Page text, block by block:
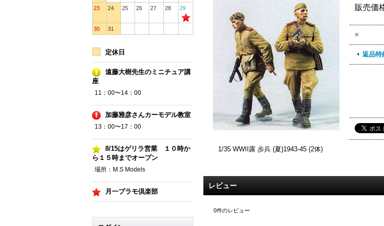
23
24 25 26 27 28 29
30 31
定休日
遠藤大樹先生のミニチュア講
座
11：00〜14：00
加藤雅彦さんカーモデル教室
13：00〜17：00
8/15はゲリラ営業 １０時か
ら１５時までオープン
場所：M.S Models
月一プラモ倶楽部
販売価
×
返品特
1/35 WWII露 歩兵 (夏)1943-45 (2体)
レビュー
0件のレビュー